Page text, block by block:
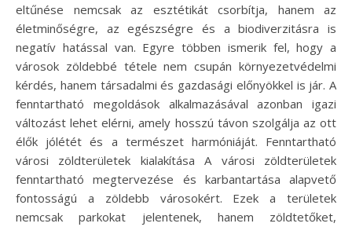
eltűnése nemcsak az esztétikát csorbítja, hanem az
életminőségre, az egészségre és a biodiverzitásra is
negatív hatással van. Egyre többen ismerik fel, hogy a
városok zöldebbé tétele nem csupán környezetvédelmi
kérdés, hanem társadalmi és gazdasági előnyökkel is jár. A
fenntartható megoldások alkalmazásával azonban igazi
változást lehet elérni, amely hosszú távon szolgálja az ott
élők jólétét és a természet harmóniáját. Fenntartható
városi zöldterületek kialakítása A városi zöldterületek
fenntartható megtervezése és karbantartása alapvető
fontosságú a zöldebb városokért. Ezek a területek
nemcsak parkokat jelentenek, hanem zöldtetőket,